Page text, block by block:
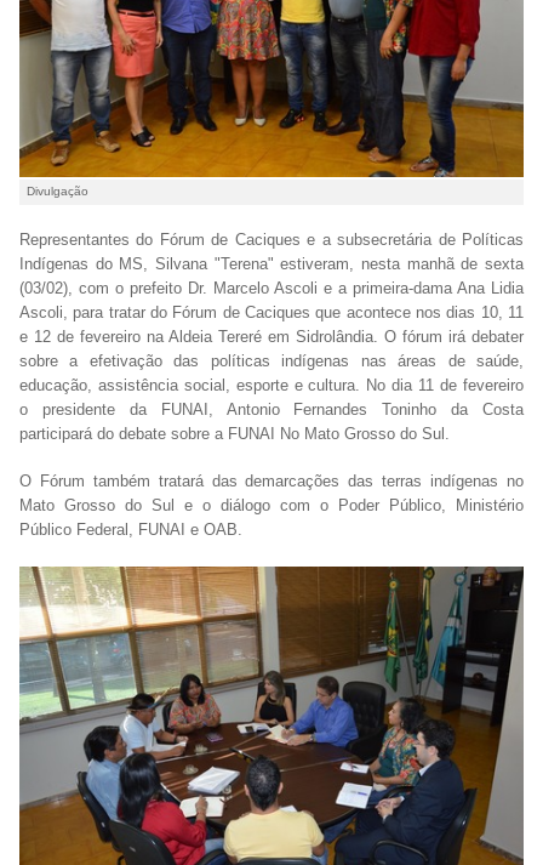
Divulgação
Representantes do Fórum de Caciques e a subsecretária de Políticas
Indígenas do MS, Silvana "Terena" estiveram, nesta manhã de sexta
(03/02), com o prefeito Dr. Marcelo Ascoli e a primeira-dama Ana Lidia
Ascoli, para tratar do Fórum de Caciques que acontece nos dias 10, 11
e 12 de fevereiro na Aldeia Tereré em Sidrolândia. O fórum irá debater
sobre a efetivação das políticas indígenas nas áreas de saúde,
educação, assistência social, esporte e cultura. No dia 11 de fevereiro
o presidente da FUNAI, Antonio Fernandes Toninho da Costa
participará do debate sobre a FUNAI No Mato Grosso do Sul.
O Fórum também tratará das demarcações das terras indígenas no
Mato Grosso do Sul e o diálogo com o Poder Público, Ministério
Público Federal, FUNAI e OAB.